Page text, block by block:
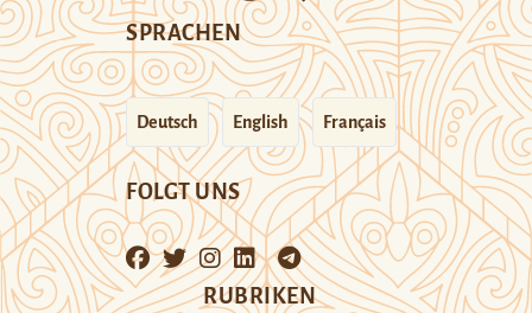
SPRACHEN
Deutsch English Français
FOLGT UNS
RUBRIKEN